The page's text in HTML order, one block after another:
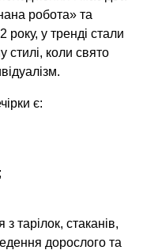
робота» та
у тренді стали
стилі, коли свято
є:
тарілок, стаканів,
дорослого та